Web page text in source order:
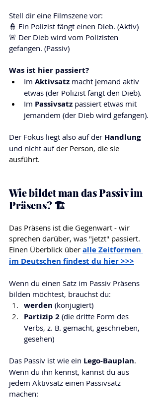
Stell dir eine Filmszene vor:
👮 Ein Polizist fängt einen Dieb. (Aktiv)
🚨 Der Dieb wird vom Polizisten
gefangen. (Passiv)
Was ist hier passiert?
Im Aktivsatz macht jemand aktiv
etwas (der Polizist fängt den Dieb).
Im Passivsatz passiert etwas mit
jemandem (der Dieb wird gefangen).
Der Fokus liegt also auf der Handlung
und nicht auf der Person, die sie
ausführt.
Wie bildet man das Passiv im
Präsens? 🏗️
Das Präsens ist die Gegenwart - wir
sprechen darüber, was "jetzt" passiert.
Einen Überblick über alle Zeitformen
im Deutschen findest du hier >>>
Wenn du einen Satz im Passiv Präsens
bilden möchtest, brauchst du:
werden (konjugiert)
Partizip 2 (die dritte Form des
Verbs, z. B. gemacht, geschrieben,
gesehen)
Das Passiv ist wie ein Lego-Bauplan.
Wenn du ihn kennst, kannst du aus
jedem Aktivsatz einen Passivsatz
machen: